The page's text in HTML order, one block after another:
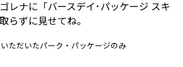
レナに「バースデイ･パッケージ スキ
らずに見せてね。
ただいたパーク・パッケージのみ